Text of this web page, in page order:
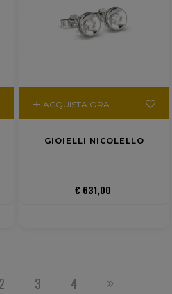
ACQUISTA ORA
GIOIELLI NICOLELLO
€ 631,00
2 3 4